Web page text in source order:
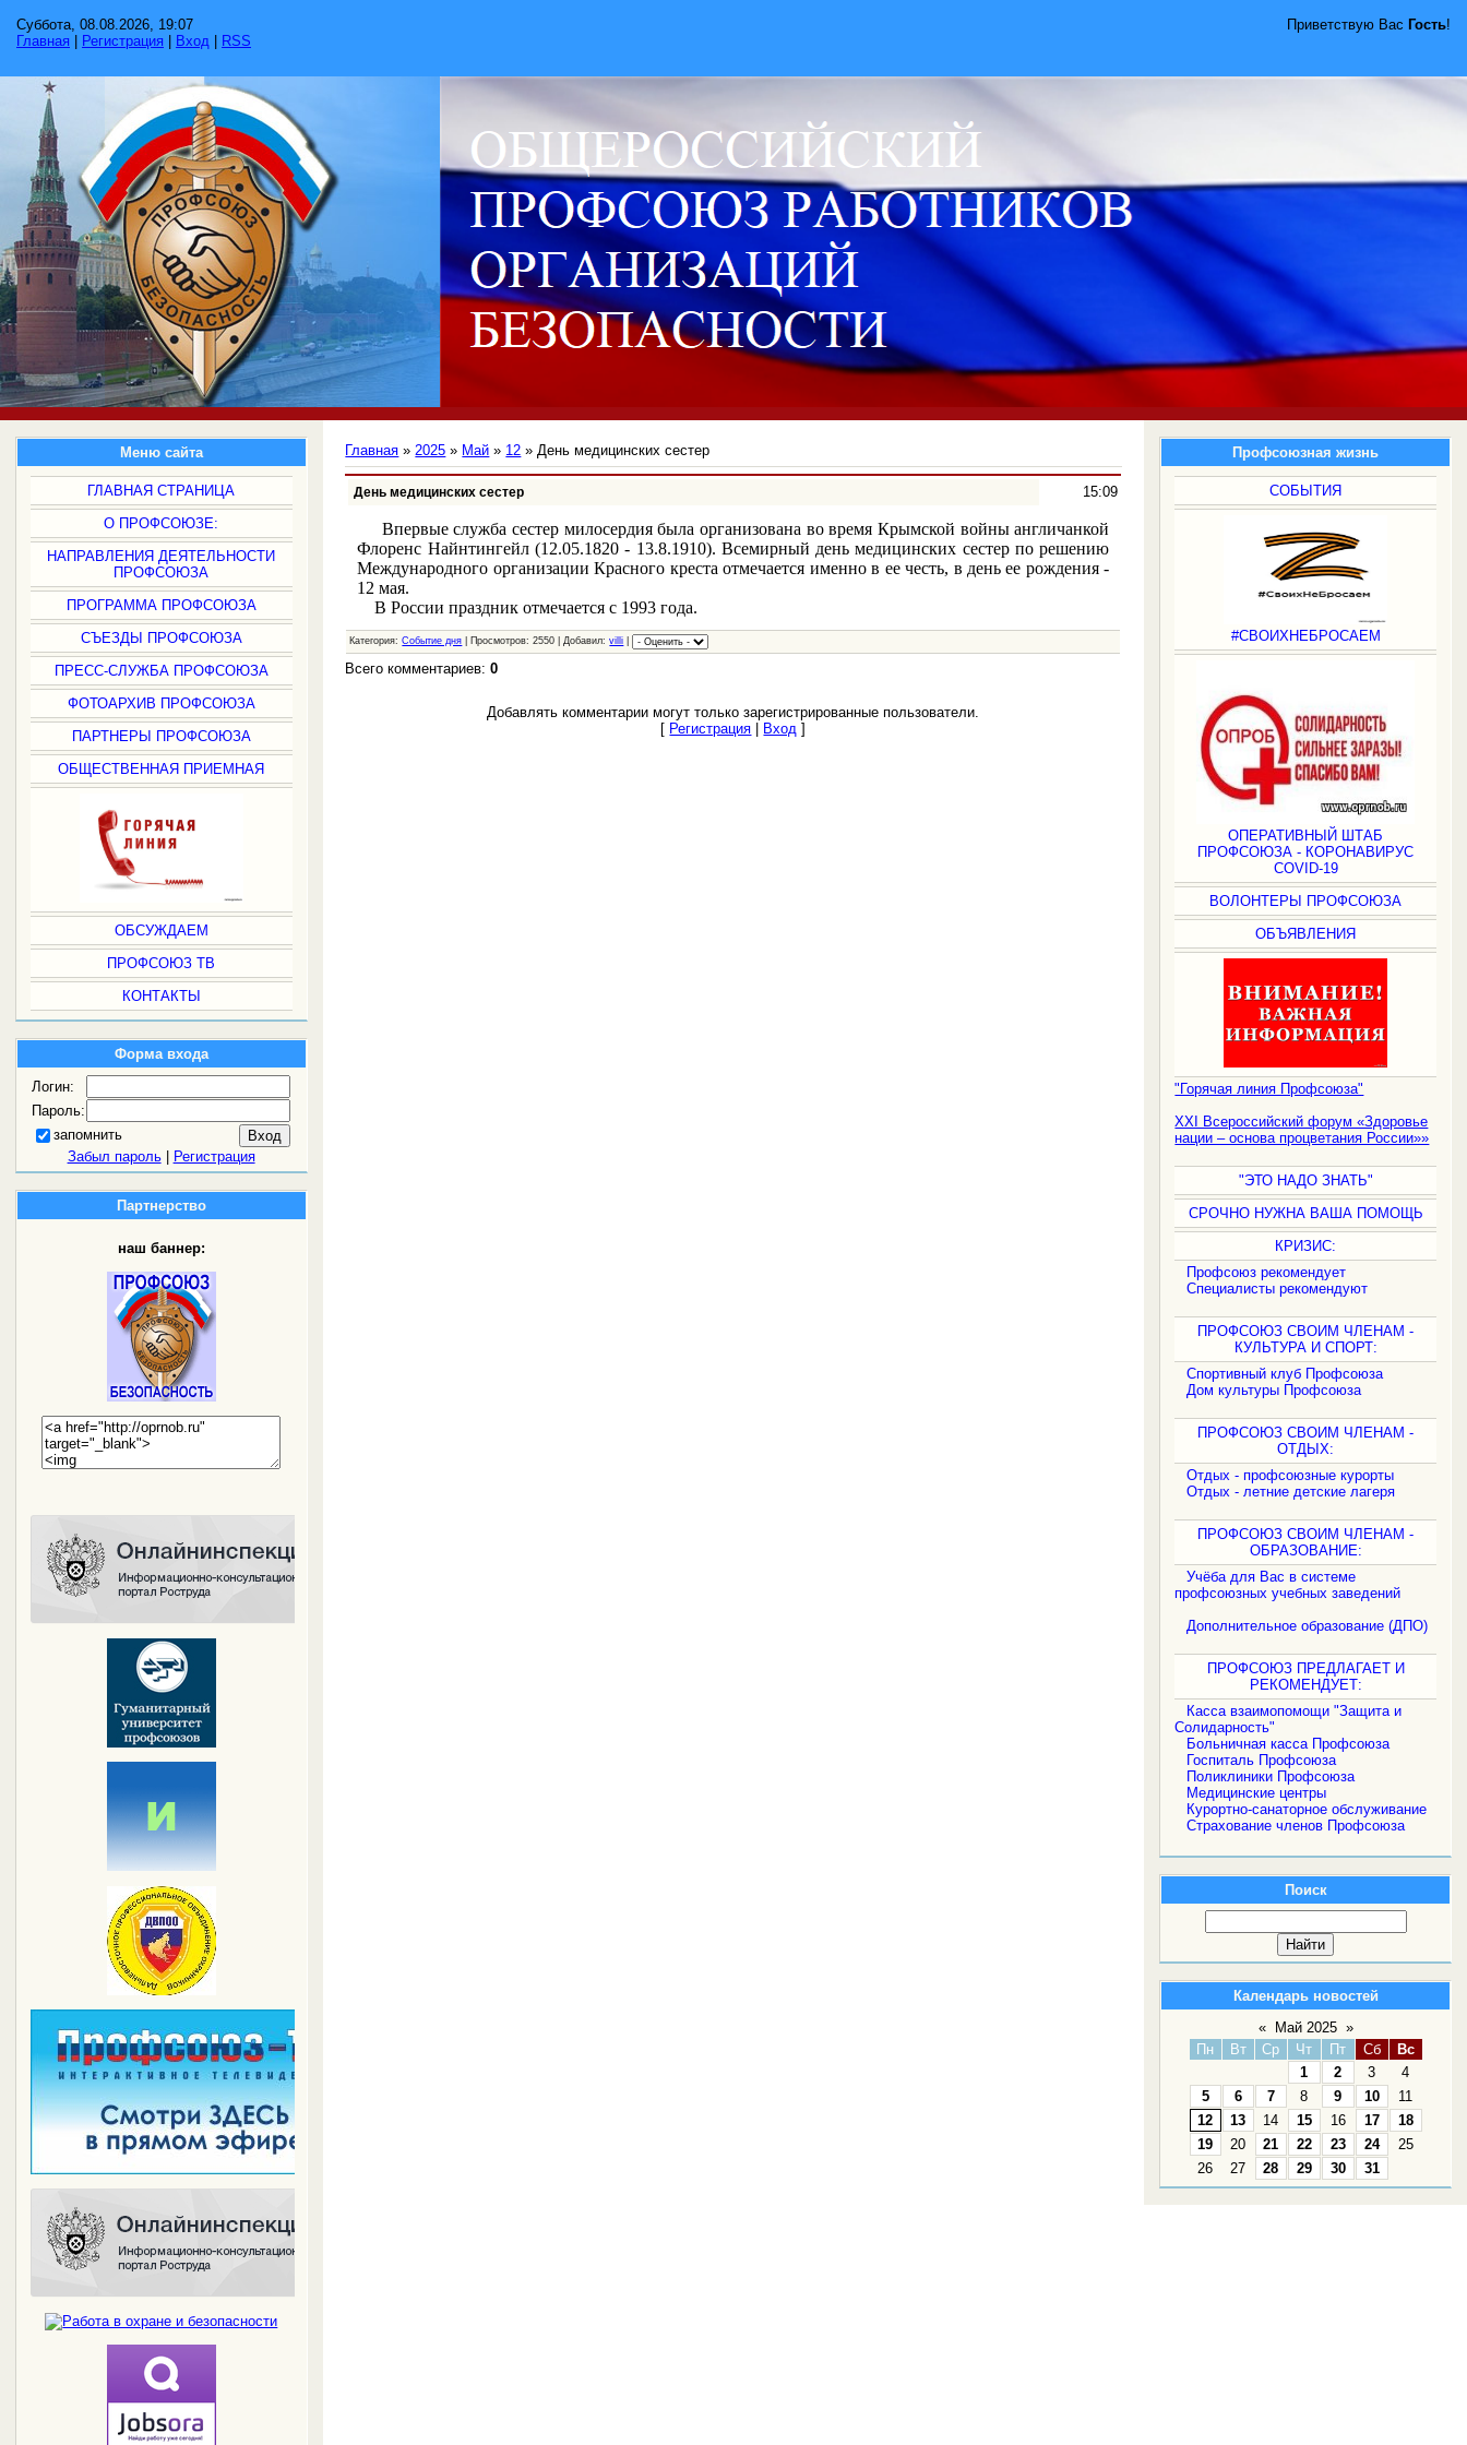
Приветствую Вас Гость!
Суббота, 08.08.2026, 19:07
Главная
Регистрация Вход RSS
Меню сайта
ГЛАВНАЯ СТРАНИЦА
О ПРОФСОЮЗЕ:
НАПРАВЛЕНИЯ ДЕЯТЕЛЬНОСТИ
ПРОФСОЮЗА
ПРОГРАММА ПРОФСОЮЗА
СЪЕЗДЫ ПРОФСОЮЗА
ПРЕСС-СЛУЖБА ПРОФСОЮЗА
ФОТОАРХИВ ПРОФСОЮЗА
ПАРТНЕРЫ ПРОФСОЮЗА
ОБЩЕСТВЕННАЯ ПРИЕМНАЯ
ОБСУЖДАЕМ
ПРОФСОЮЗ ТВ
КОНТАКТЫ
Форма входа
Логин:
Пароль:
запомнить
Забыл пароль| Регистрация
Партнерство
наш баннер:
Профсоюзная жизнь
СОБЫТИЯ
#СВОИХНЕБРОСАЕМ
ОПЕРАТИВНЫЙ ШТАБ
ПРОФСОЮЗА - КОРОНАВИРУС
COVID-19
ВОЛОНТЕРЫ ПРОФСОЮЗА
ОБЪЯВЛЕНИЯ
"Горячая линия Профсоюза"
XXI Всероссийский форум «Здоровье
нации – основа процветания России»»
"ЭТО НАДО ЗНАТЬ"
СРОЧНО НУЖНА ВАША ПОМОЩЬ
КРИЗИС:
Профсоюз рекомендует
Специалисты рекомендуют
ПРОФСОЮЗ СВОИМ ЧЛЕНАМ -
КУЛЬТУРА И СПОРТ:
Спортивный клуб Профсоюза
Дом культуры Профсоюза
ПРОФСОЮЗ СВОИМ ЧЛЕНАМ -
ОТДЫХ:
Отдых - профсоюзные курорты
Отдых - летние детские лагеря
ПРОФСОЮЗ СВОИМ ЧЛЕНАМ -
ОБРАЗОВАНИЕ:
Учёба для Вас в системе
профсоюзных учебных заведений
Дополнительное образование (ДПО)
ПРОФСОЮЗ ПРЕДЛАГАЕТ И
РЕКОМЕНДУЕТ:
Касса взаимопомощи "Защита и
Солидарность"
Больничная касса Профсоюза
Госпиталь Профсоюза
Поликлиники Профсоюза
Медицинские центры
Курортно-санаторное обслуживание
Страхование членов Профсоюза
Поиск
Календарь новостей
«
Май 2025 »
Пн
Вт Ср Чт Пт Сб
Вс
1
2 3
4
5
6 7 8 9 10
11
12
13 14 15 16 17
18
19
20 21 22 23 24
25
26
27 28 29 30 31
Главная »2025 » Май » 12 » День медицинских сестер
День медицинских сестер 15:09
Впервые служба сестер милосердия была организована во время Крымской войны англичанкой
Флоренс Найнтингейл (12.05.1820 - 13.8.1910). Всемирный день медицинских сестер по решению
Международного организации Красного креста отмечается именно в ее честь, в день ее рождения -
12 мая.
В России праздник отмечается с 1993 года.
Категория:Событие дня | Просмотров: 2550 | Добавил:villi
Всего комментариев:0
Добавлять комментарии могут только зарегистрированные пользователи.
[ Регистрация Вход ]